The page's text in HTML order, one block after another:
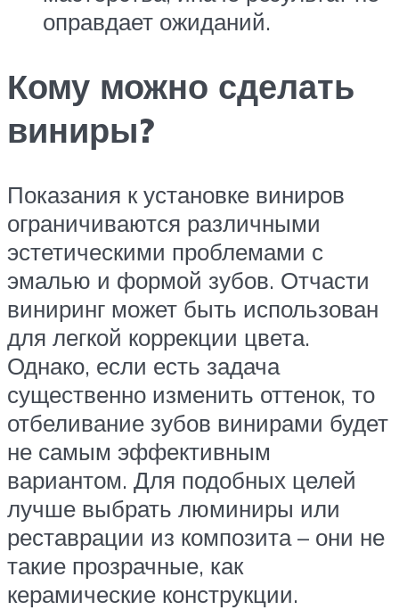
оправдает ожиданий.
Кому можно сделать
виниры?
Показания к установке виниров
ограничиваются различными
эстетическими проблемами с
эмалью и формой зубов. Отчасти
виниринг может быть использован
для легкой коррекции цвета.
Однако, если есть задача
существенно изменить оттенок, то
отбеливание зубов винирами будет
не самым эффективным
вариантом. Для подобных целей
лучше выбрать люминиры или
реставрации из композита – они не
такие прозрачные, как
керамические конструкции.